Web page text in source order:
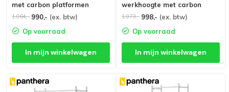
met carbon platformen
1.064,- 990,- (ex. btw)
Op voorraad
In mijn winkelwagen
werkhoogte met carbon
platformen
1.073,- 998,- (ex. btw)
Op voorraad
In mijn winkelwagen